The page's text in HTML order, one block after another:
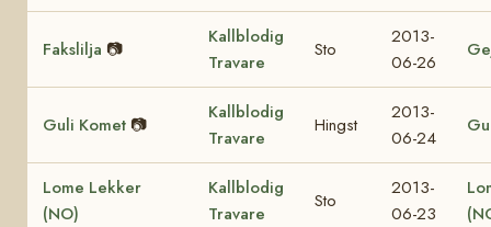
Fakslilja 📷
Kallblodig
Travare
Sto
2013-
06-26
Guli Komet 📷
Kallblodig
Travare
Hingst
2013-
06-24
Lome Lekker
(NO)
Kallblodig
Travare
Sto
2013-
06-23